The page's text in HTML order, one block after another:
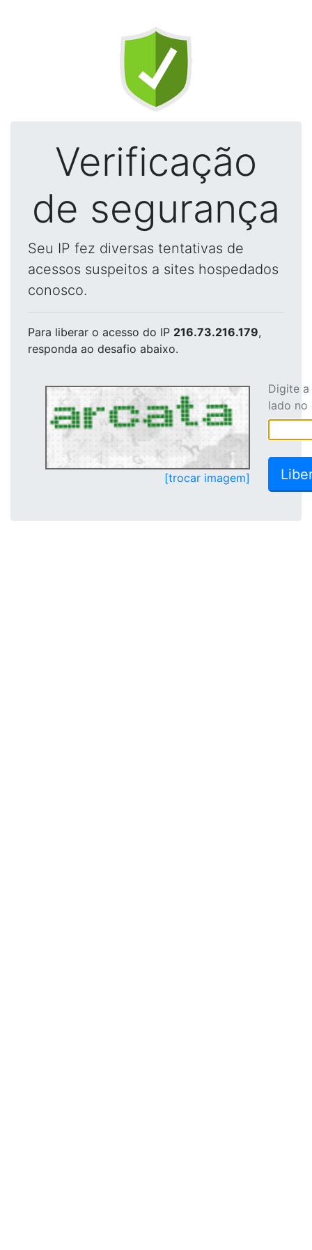
Verificação
de segurança
Seu IP fez diversas tentativas de
acessos suspeitos a sites hospedados
conosco.
Para liberar o acesso do IP 216.73.216.179,
responda ao desafio abaixo.
[trocar imagem]
Digite
lado no